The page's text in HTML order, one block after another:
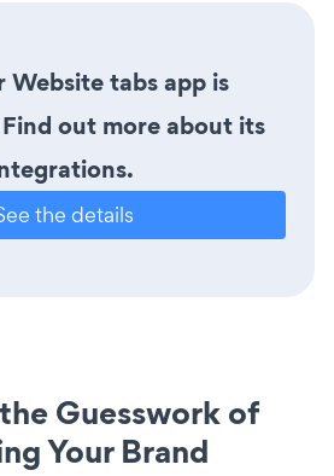
tabs app is
out more about its
the details
Guesswork of
Your Brand